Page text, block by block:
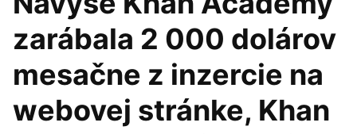
zarábala 2 000 dolárov
mesačne z inzercie na
webovej stránke, Khan